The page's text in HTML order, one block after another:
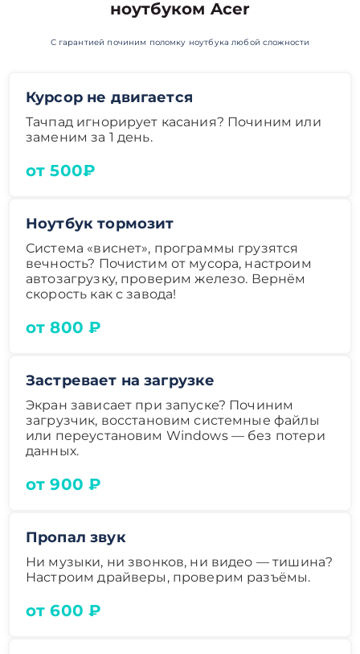
ноутбуком Acer
С гарантией починим поломку ноутбука любой сложности
Курсор не двигается
Тачпад игнорирует касания? Починим или
заменим за 1 день.
от 500₽
Ноутбук тормозит
Система «виснет», программы грузятся
вечность? Почистим от мусора, настроим
автозагрузку, проверим железо. Вернём
скорость как с завода!
от 800 ₽
Застревает на загрузке
Экран зависает при запуске? Починим
загрузчик, восстановим системные файлы
или переустановим Windows — без потери
данных.
от 900 ₽
Пропал звук
Ни музыки, ни звонков, ни видео — тишина?
Настроим драйверы, проверим разъёмы.
от 600 ₽